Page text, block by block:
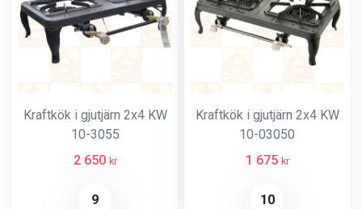
Kraftkök i gjutjärn 2x4 KW
10-3055
2 650 kr
9
Kraftkök i gjutjärn 2x4 KW
10-03050
1 675 kr
10